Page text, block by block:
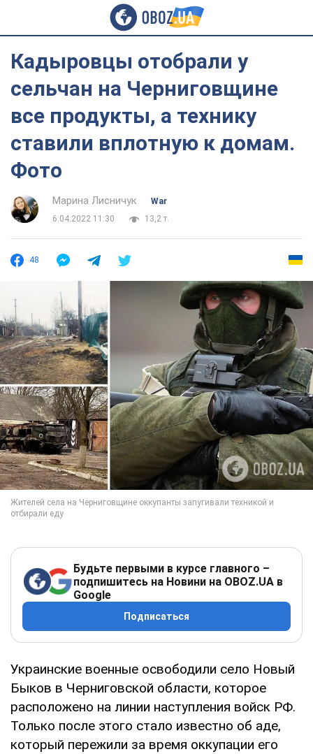
Кадыровцы отобрали у
сельчан на Черниговщине
все продукты, а технику
ставили вплотную к домам.
Фото
Марина Лисничук
War
6.04.2022 11:30
13,2 т.
48
Будьте первыми в курсе главного –
подпишитесь на Новини на OBOZ.UA в
Google
Подписаться
Украинские военные освободили село Новый
Быков в Черниговской области, которое
расположено на линии наступления войск РФ.
Только после этого стало известно об аде,
который пережили за время оккупации его